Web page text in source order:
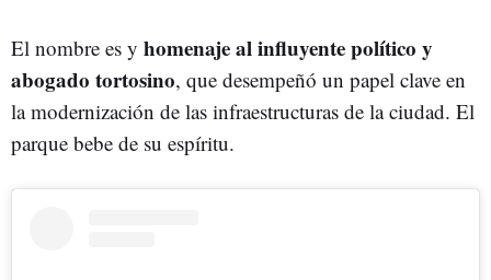
El nombre es y homenaje al influyente político y
abogado tortosino, que desempeñó un papel clave en
la modernización de las infraestructuras de la ciudad. El
parque bebe de su espíritu.